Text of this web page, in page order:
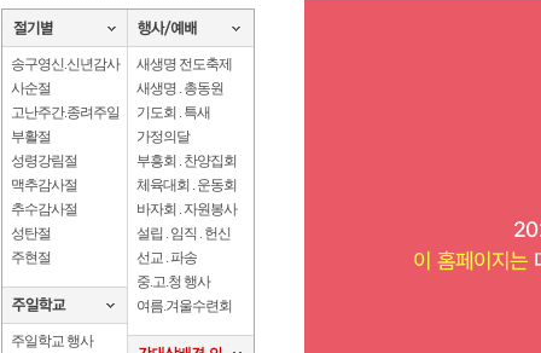
송구영신.신년감사
사순절
고난주간.종려주일
부활절
성령강림절
맥추감사절
추수감사절
성탄절
주현절
주일학교 행사
새생명 전도축제
새생명 . 총동원
기도회 . 특새
가정의달
부흥회 . 찬양집회
체육대회 . 운동회
바자회 . 자원봉사
설립 . 임직 . 헌신
선교 . 파송
중.고.청 행사
여름.겨울수련회